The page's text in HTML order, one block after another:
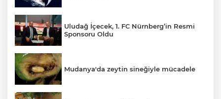
Uludağ İçecek, 1. FC Nürnberg’in Resmi
Sponsoru Oldu
Mudanya'da zeytin sineğiyle mücadele